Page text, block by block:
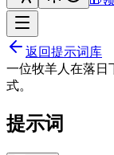
返回提示词库
一位牧羊人在落日
式。
提示词